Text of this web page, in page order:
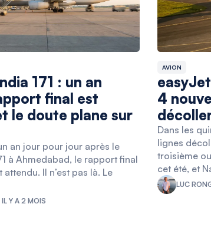
171 : un an
final est
le doute plane sur
an jour pour jour après le
à Ahmedabad, le rapport final
attendu. Il n’est pas là. Le
Y A 2 MOIS
AVION
4
Dans les
lignes
troisième
cet été, et
LUC